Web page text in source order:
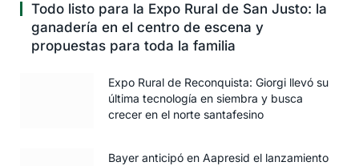
Todo listo para la Expo Rural de San Justo: la
ganadería en el centro de escena y
propuestas para toda la familia
Expo Rural de Reconquista: Giorgi llevó su
última tecnología en siembra y busca
crecer en el norte santafesino
Bayer anticipó en Aapresid el lanzamiento